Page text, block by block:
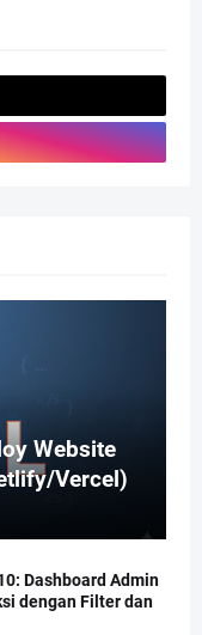
Website
Vercel)
Dashboard Admin
dengan Filter dan